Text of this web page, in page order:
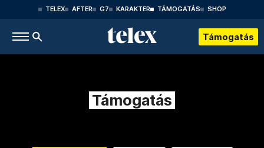
TELEX AFTER G7 KARAKTER TÁMOGATÁS SHOP
Támogatás
Támogatás